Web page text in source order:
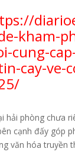
kham-
cung-
cay-ve-
hải phòng chưa
cạnh đấy góp
văn hóa truyền